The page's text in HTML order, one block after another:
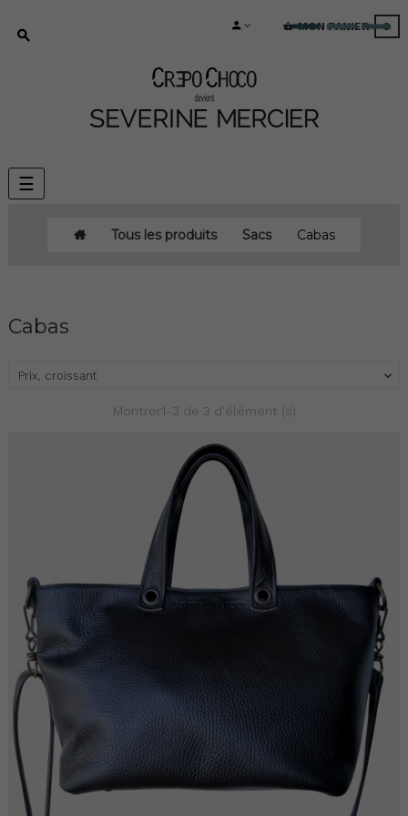
MON PANIER 0
Basculer
la
☰
Tous les produits Sacs Cabas
Cabas
Prix, croissant 
Montrer1-3 de 3 d'élément (s)